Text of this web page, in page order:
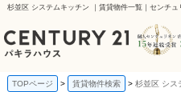
杉並区 システムキッチン ｜賃貸物件一覧｜センチュ
TOPページ 賃貸物件検索 杉並区 シス